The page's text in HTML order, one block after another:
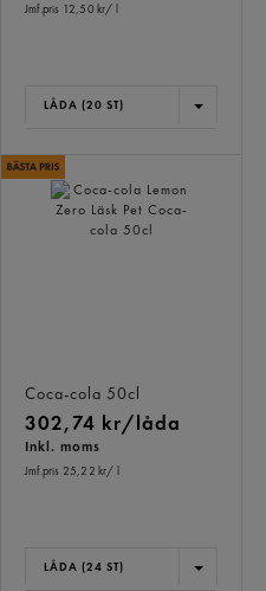
Jmf.pris 12,50 kr/ l
LÅDA (20 ST)
Coca-cola 50cl
302,74 kr/låda
Inkl. moms
Jmf.pris 25,22 kr/ l
LÅDA (24 ST)